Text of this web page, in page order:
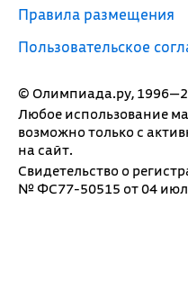
© Олимпиада.ру,
Любое использование
возможно только с
на сайт.
Свидетельство о
№ ФС77-50515 от 04
Правила размещения
Пользовательское